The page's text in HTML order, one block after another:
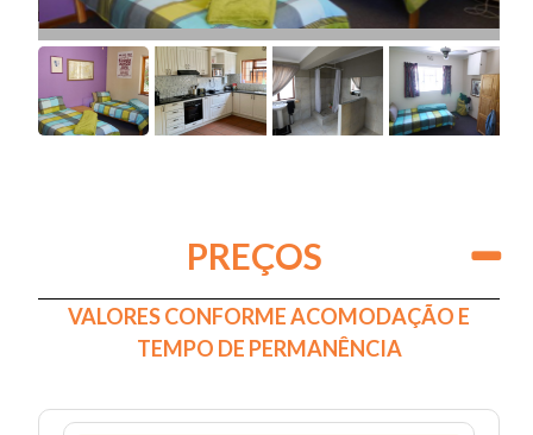
PREÇOS
VALORES CONFORME ACOMODAÇÃO E
TEMPO DE PERMANÊNCIA